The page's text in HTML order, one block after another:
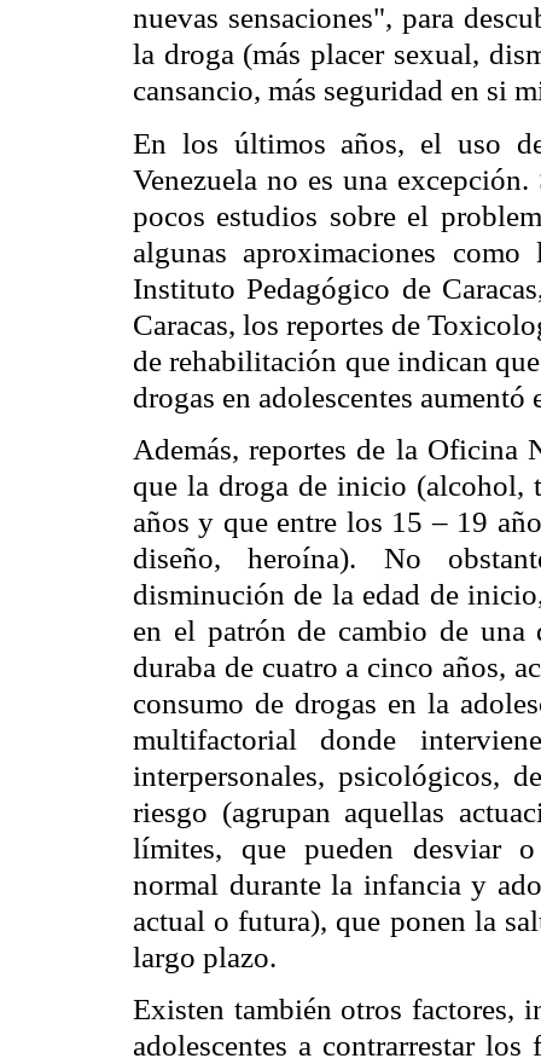
nuevas sensaciones", para
la droga (más placer sexual,
cansancio, más seguridad en si
En los últimos años, el uso
Venezuela no es una
pocos estudios sobre el
algunas aproximaciones
Instituto Pedagógico de
Caracas, los reportes de
de rehabilitación que indican
drogas en adolescentes
Además, reportes de la Oficina
que la droga de inicio (alcohol,
años y que entre los 15 – 19
diseño, heroína). No
disminución de la edad de
en el patrón de cambio de una
duraba de cuatro a cinco años,
consumo de drogas en la
multifactorial donde
interpersonales, psicológicos,
riesgo (agrupan aquellas
límites, que pueden desviar
normal durante la infancia y
actual o futura), que ponen la
largo plazo.
Existen también otros factores,
adolescentes a contrarrestar